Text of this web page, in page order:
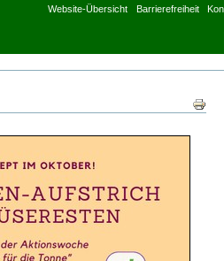
Website-Übersicht Barrierefreiheit